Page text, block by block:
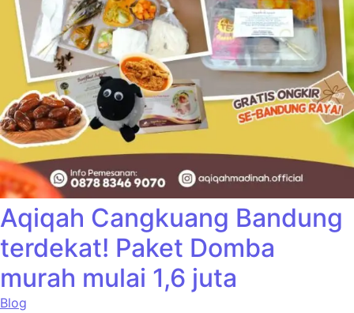
Aqiqah Cangkuang Bandung
terdekat! Paket Domba
murah mulai 1,6 juta
Blog